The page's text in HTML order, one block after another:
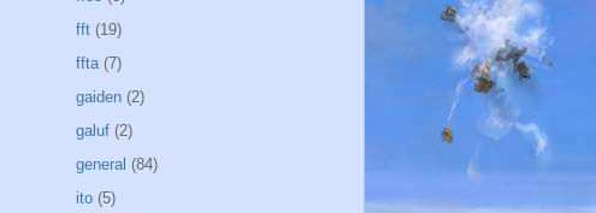
fft (19)
ffta (7)
gaiden (2)
galuf (2)
general (84)
ito (5)